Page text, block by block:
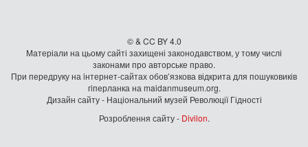
© & CC BY 4.0
Матеріали на цьому сайті захищені законодавством, у тому числі
законами про авторське право.
При передруку на iнтернет-сайтах обов’язкова відкрита для пошуковиків
гiперланка на maidanmuseum.org.
Дизайн сайту - Національний музей Революції Гідності
Розроблення сайту - Divilon.